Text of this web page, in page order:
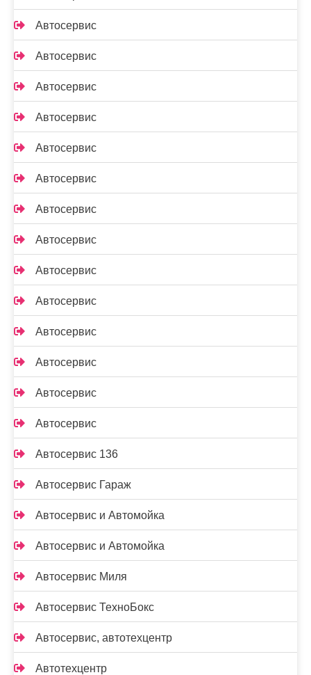
Автосервис
Автосервис
Автосервис
Автосервис
Автосервис
Автосервис
Автосервис
Автосервис
Автосервис
Автосервис
Автосервис
Автосервис
Автосервис
Автосервис
Автосервис 136
Автосервис Гараж
Автосервис и Автомойка
Автосервис и Автомойка
Автосервис Миля
Автосервис ТехноБокс
Автосервис, автотехцентр
Автотехцентр